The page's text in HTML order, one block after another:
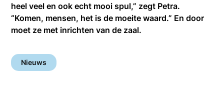
heel veel en ook echt mooi spul,” zegt Petra.
“Komen, mensen, het is de moeite waard.” En door
moet ze met inrichten van de zaal.
Nieuws